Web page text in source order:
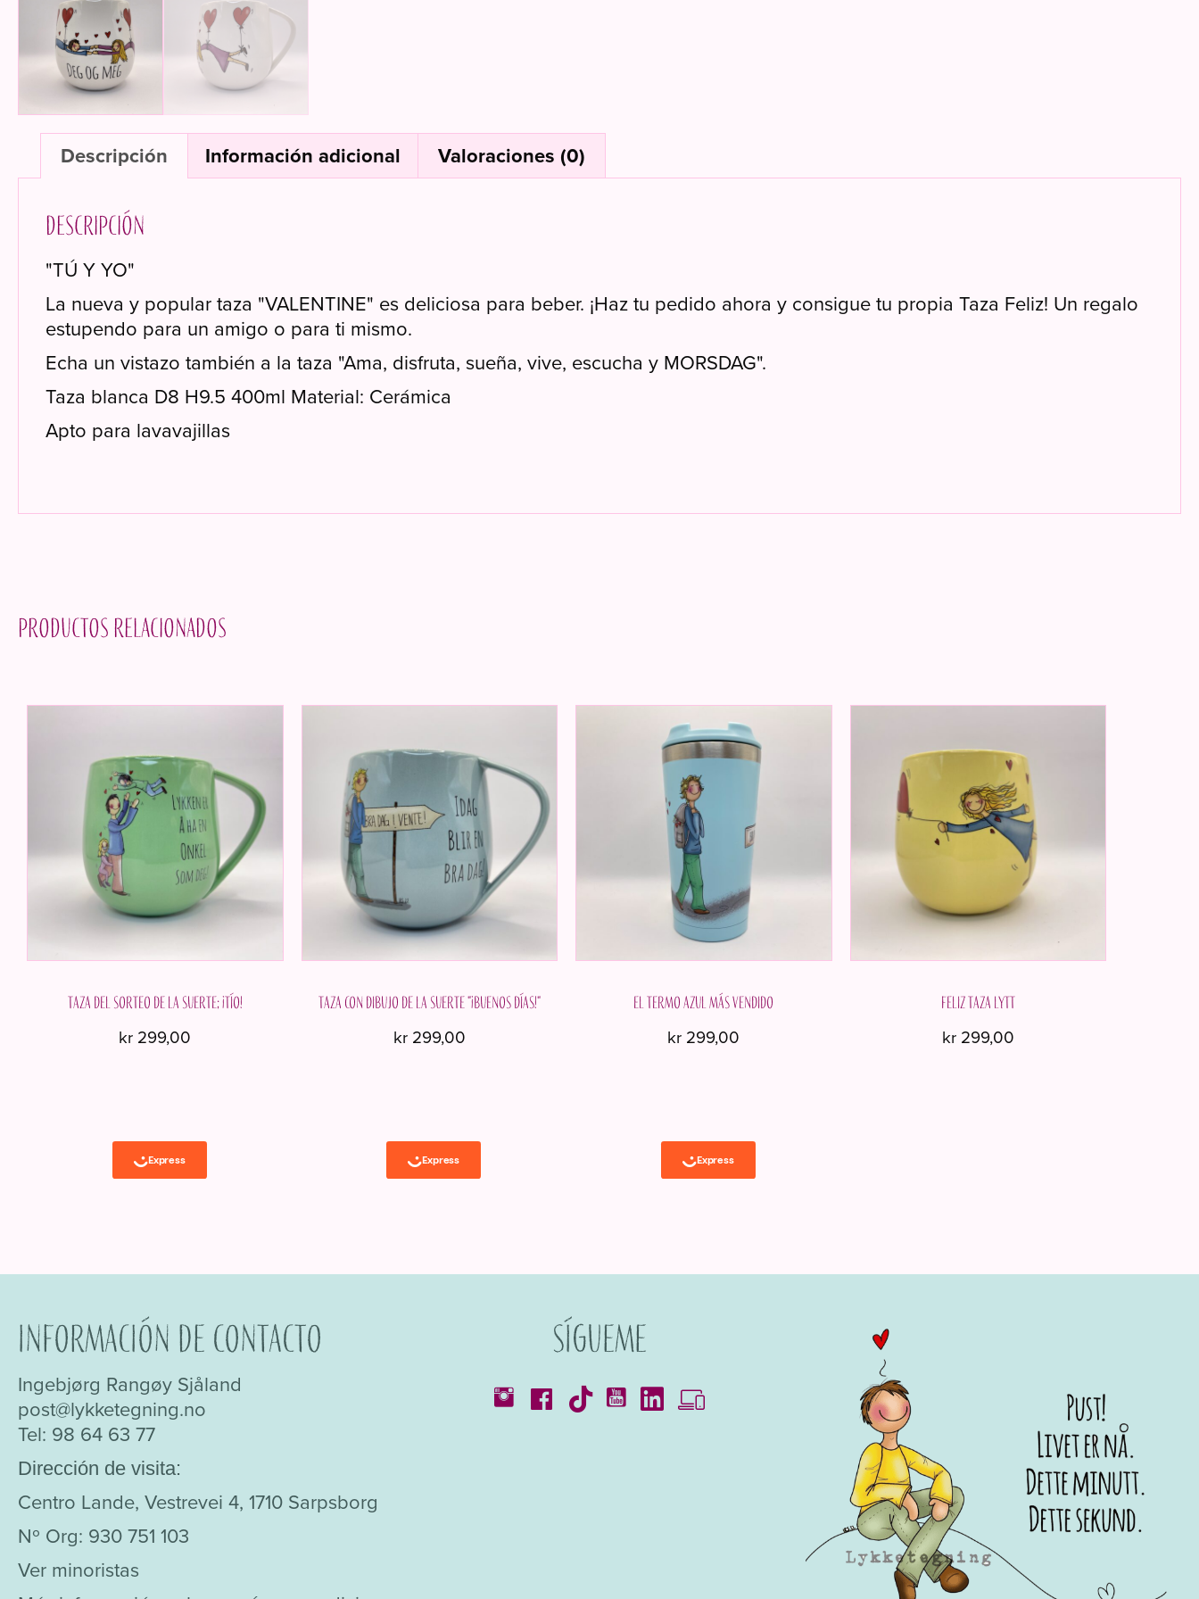
Descripción Información adicional Valoraciones (0)
Descripción
"TÚ Y YO"
La nueva y popular taza "VALENTINE" es deliciosa para beber. ¡Haz tu pedido ahora y consigue tu propia Taza Feliz! Un regalo
estupendo para un amigo o para ti mismo.
Echa un vistazo también a la taza "Ama, disfruta, sueña, vive, escucha y MORSDAG".
Taza blanca D8 H9.5 400ml Material: Cerámica
Apto para lavavajillas
Productos relacionados
Taza del sorteo de la suerte; ¡tío!
kr 299,00
Taza con dibujo de la suerte "¡Buenos días!"
kr299,00
El termo azul más vendido
kr 299,00
Feliz taza LYTT
kr299,00
Información de contacto
Ingebjørg Rangøy Sjåland
post@lykketegning.no
Tel: 98 64 63 77
Dirección de visita:
Centro Lande, Vestrevei 4, 1710 Sarpsborg
Nº Org: 930 751 103
Ver minoristas
Sígueme
Catálogos